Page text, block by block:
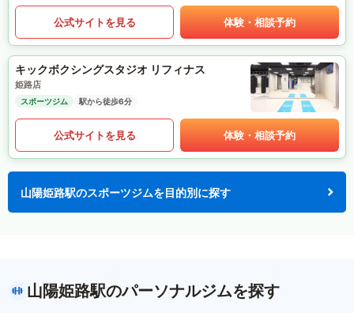
公式サイトを見る 体験・相談予約
キックボクシングスタジオ リフィナス
姫路店
スポーツジム 駅から徒歩6分
公式サイトを見る 体験・相談予約
山陽姫路駅のスポーツジムを目的別に探す
山陽姫路駅のパーソナルジムを探す